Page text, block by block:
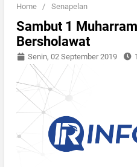
Home / Senapelan
Sambut 1
Bersholawat
Senin, 02 September 2019